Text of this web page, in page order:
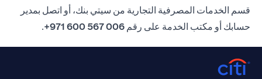
قسم الخدمات المصرفية التجارية من سيتي بنك، أو اتصل بمدير
حسابك أو مكتب الخدمة على رقم 006 567 600 971+
.